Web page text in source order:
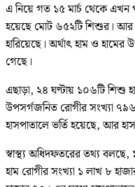
এ নিয়ে গত ১৫ মার্চ থেকে এখন
হয়েছে মোট ৬৫২টি শিশুর। আর
হারিয়েছে। অর্থাৎ হাম ও
গেছে।
এছাড়া, ২৪ ঘণ্টায় ১০৬টি শিশু
উপসর্গজনিত রোগীর সংখ্যা
হাসপাতালে ভর্তি হয়েছে, আর
স্বাস্থ্য অধিদফতরের তথ্য
হাম রোগীর সংখ্যা ১ লাখ ৮